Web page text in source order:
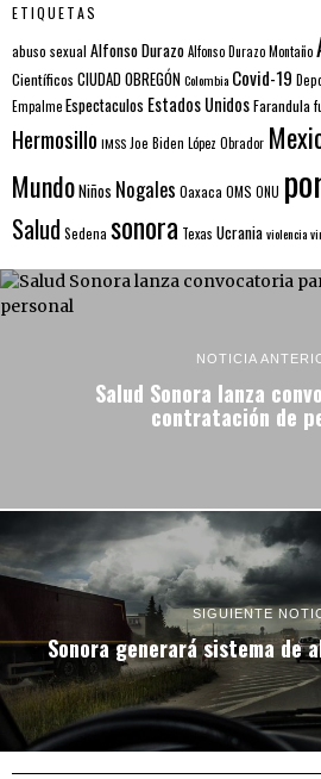
ETIQUETAS
abuso sexual Alfonso DurazoAlfonso Durazo Montaño
Científicos CIUDAD OBREGÓNColombia Covid-19
EmpalmeEspectaculos Estados UnidosFarandula
Hermosillo IMSS Joe Biden López Obrador
MundoNiños Nogales Oaxaca OMS ONU
Salud Sedena sonora Texas Ucraniaviolencia
NOTICIA
Salud Sonora lanza
contratación de
SIGUIENTE
Sonora generará sistema de